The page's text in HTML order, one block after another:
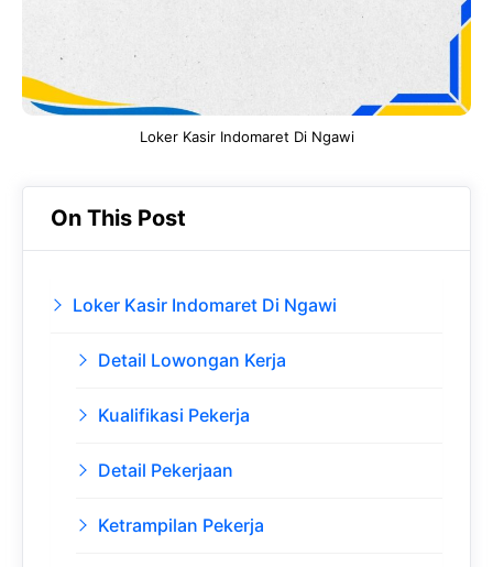
Loker Kasir Indomaret Di Ngawi
On This Post
Loker Kasir Indomaret Di Ngawi
Detail Lowongan Kerja
Kualifikasi Pekerja
Detail Pekerjaan
Ketrampilan Pekerja